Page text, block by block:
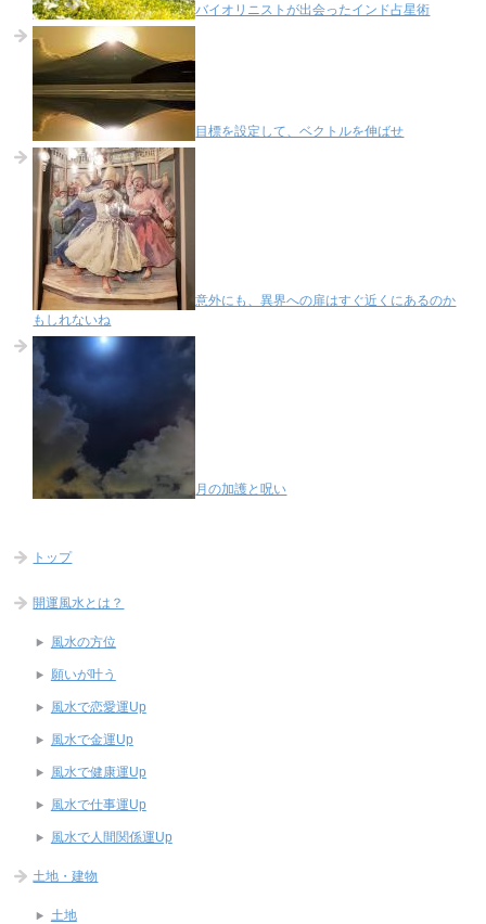
バイオリニストが出会ったインド占星術
目標を設定して、ベクトルを伸ばせ
意外にも、異界への扉はすぐ近くにあるのか
もしれないね
月の加護と呪い
トップ
開運風水とは？
風水の方位
願いが叶う
風水で恋愛運Up
風水で金運Up
風水で健康運Up
風水で仕事運Up
風水で人間関係運Up
土地・建物
土地